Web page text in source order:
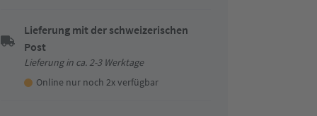
Lieferung mit der schweizerischen
Post
Lieferung in ca. 2-3 Werktage
Online nur noch 2x verfügbar